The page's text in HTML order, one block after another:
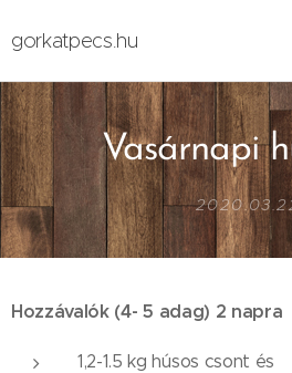
gorkatpecs.hu
Vasárnapi
Hozzávalók (4- 5 adag) 2 napra
1,2-1.5 kg húsos csont és